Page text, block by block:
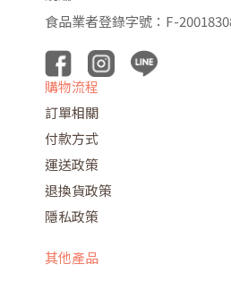
食品業者登錄字號：F-
購物流程
訂單相關
付款方式
運送政策
退換貨政策
隱私政策
其他產品